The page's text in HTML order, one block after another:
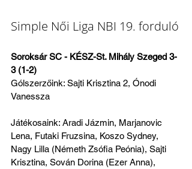
Simple Női Liga NBI 19. forduló
Soroksár SC - KÉSZ-St. Mihály Szeged 3-
3 (1-2)
Gólszerzőink: Sajti Krisztina 2, Ónodi
Vanessza
Játékosaink: Aradi Jázmin, Marjanovic
Lena, Futaki Fruzsina, Koszo Sydney,
Nagy Lilla (Németh Zsófia Peónia), Sajti
Krisztina, Sován Dorina (Ezer Anna),